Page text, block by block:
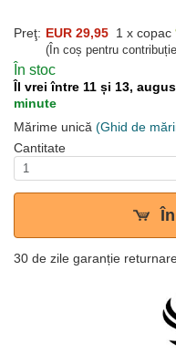
Preţ: EUR 29,95 1 x copac
(În coș pentru contribuție
În stoc
Îl vrei între 11 și 13,
minute
Mărime unică (Ghid de
Cantitate
30 de zile garanție